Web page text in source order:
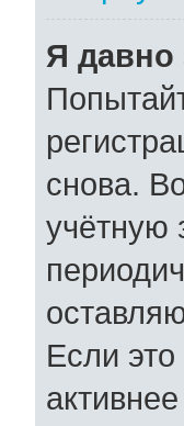
Я давно
снова.
учётную
Если